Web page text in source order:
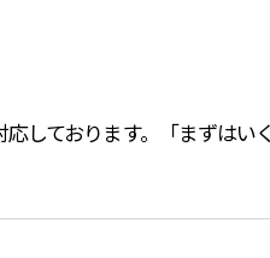
しております。「まずはい